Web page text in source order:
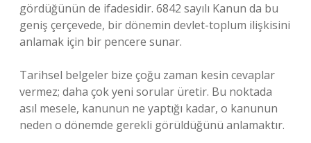
gördüğünün de ifadesidir. 6842 sayılı Kanun da bu
geniş çerçevede, bir dönemin devlet-toplum ilişkisini
anlamak için bir pencere sunar.
Tarihsel belgeler bize çoğu zaman kesin cevaplar
vermez; daha çok yeni sorular üretir. Bu noktada
asıl mesele, kanunun ne yaptığı kadar, o kanunun
neden o dönemde gerekli görüldüğünü anlamaktır.